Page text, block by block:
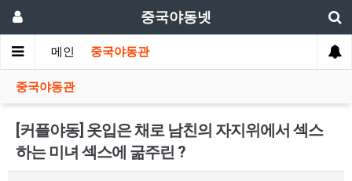
중국야동넷
메인 중국야동관
중국야동관
[커플야동] 옷입은 채로 남친의 자지위에서 섹스
하는 미녀 섹스에 굶주린 ?